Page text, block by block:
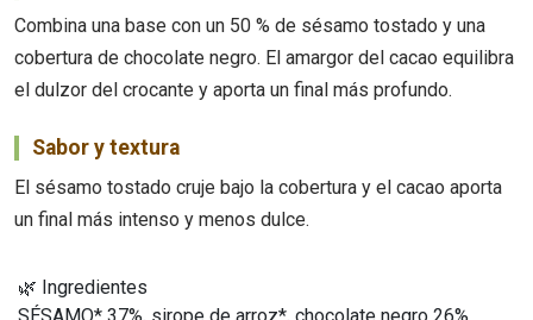
Combina una base con un 50 % de sésamo tostado y una
cobertura de chocolate negro. El amargor del cacao equilibra
el dulzor del crocante y aporta un final más profundo.
Sabor y textura
El sésamo tostado cruje bajo la cobertura y el cacao aporta
un final más intenso y menos dulce.
🌿 Ingredientes